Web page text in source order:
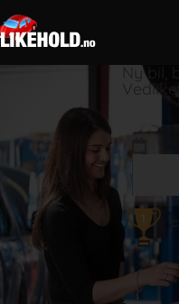
Ny bil,